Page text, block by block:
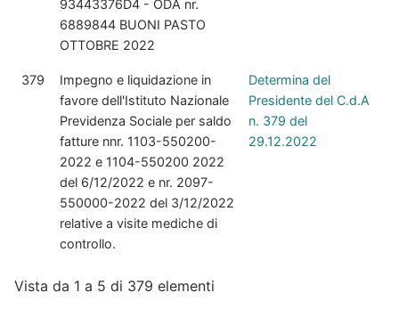
93443376D4 - ODA nr.
6889844 BUONI PASTO
OTTOBRE 2022
379
Impegno e liquidazione in
favore dell'Istituto Nazionale
Previdenza Sociale per saldo
fatture nnr. 1103-550200-
2022 e 1104-550200 2022
del 6/12/2022 e nr. 2097-
550000-2022 del 3/12/2022
relative a visite mediche di
controllo.
Determina del
Presidente del C.d.A
n. 379 del
29.12.2022
Vista da 1 a 5 di 379 elementi